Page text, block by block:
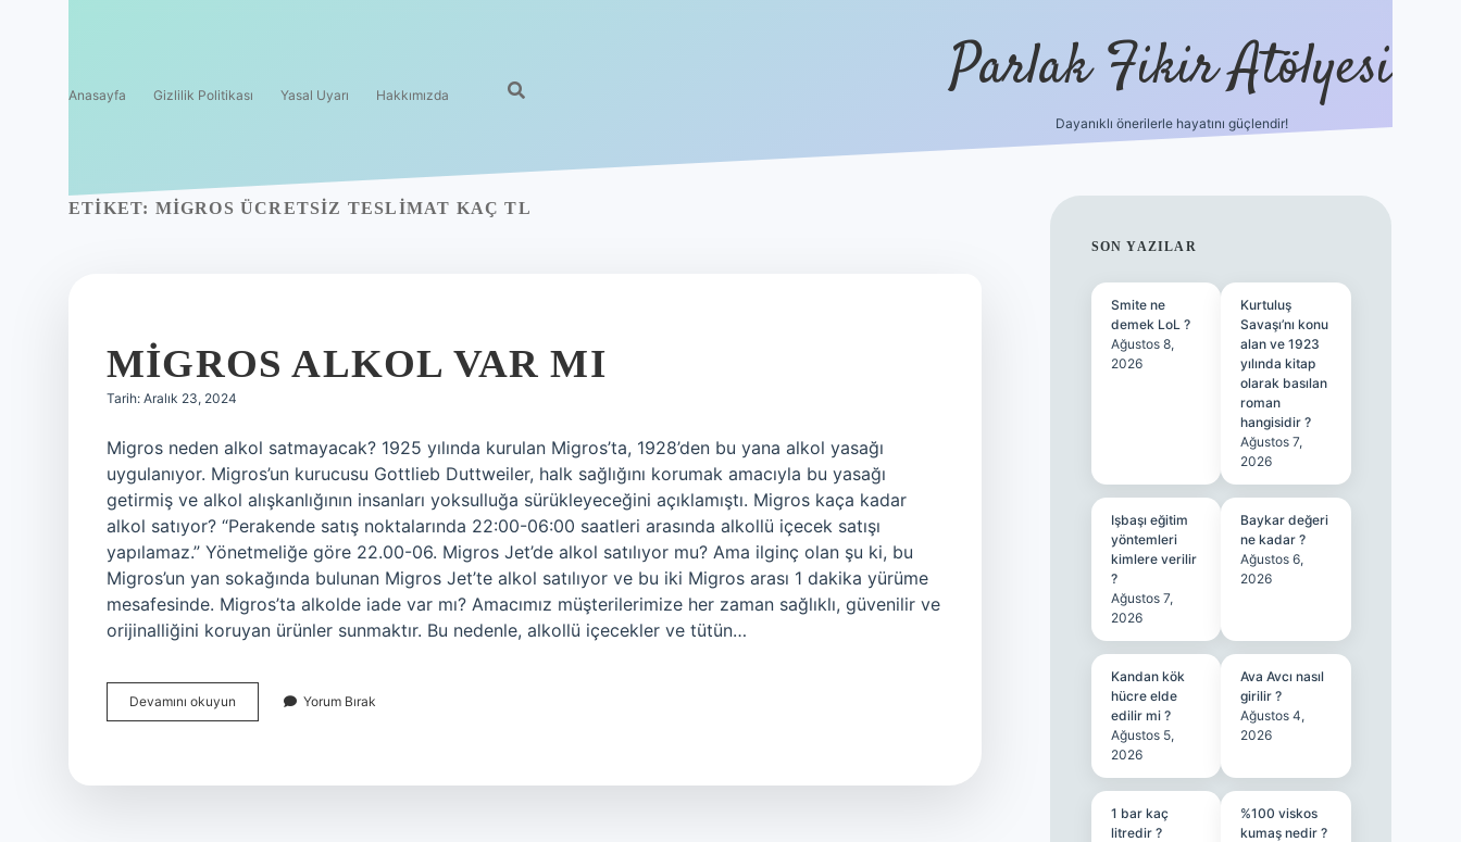
Anasayfa Gizlilik Politikası Yasal Uyarı Hakkımızda Parlak Fikir Atölyesi
Dayanıklı önerilerle hayatını güçlendir!
ETIKET: MIGROS ÜCRETSIZ TESLIMAT KAÇ TL
MIGROS ALKOL VAR MI
Tarih: Aralık 23, 2024
Migros neden alkol satmayacak? 1925 yılında kurulan Migros’ta, 1928’den bu yana alkol yasağı
uygulanıyor. Migros’un kurucusu Gottlieb Duttweiler, halk sağlığını korumak amacıyla bu yasağı
getirmiş ve alkol alışkanlığının insanları yoksulluğa sürükleyeceğini açıklamıştı. Migros kaça kadar
alkol satıyor? “Perakende satış noktalarında 22:00-06:00 saatleri arasında alkollü içecek satışı
yapılamaz.” Yönetmeliğe göre 22.00-06. Migros Jet’de alkol satılıyor mu? Ama ilginç olan şu ki, bu
Migros’un yan sokağında bulunan Migros Jet’te alkol satılıyor ve bu iki Migros arası 1 dakika yürüme
mesafesinde. Migros’ta alkolde iade var mı? Amacımız müşterilerimize her zaman sağlıklı, güvenilir ve
orijinalliğini koruyan ürünler sunmaktır. Bu nedenle, alkollü içecekler ve tütün…
Devamını okuyun
Alkol
Yorum Bırak
SIDEBAR
SON YAZILAR
Smite ne
demek LoL ?
Ağustos 8,
2026
Kurtuluş
Savaşı’nı konu
alan ve 1923
yılında kitap
olarak basılan
roman
hangisidir ?
Ağustos 7,
2026
Işbaşı eğitim
yöntemleri
kimlere verilir
?
Ağustos 7,
2026
Baykar değeri
ne kadar ?
Ağustos 6,
2026
Kandan kök
hücre elde
edilir mi ?
Ağustos 5,
2026
Ava Avcı nasıl
girilir ?
Ağustos 4,
2026
1 bar kaç
litredir ?
%100 viskos
kumaş nedir ?
ilbet